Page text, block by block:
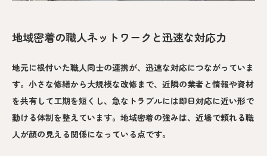
地域密着の職人ネットワークと迅速な対応力
地元に根付いた職人同士の連携が、迅速な対応につながっていま
す。小さな修繕から大規模な改修まで、近隣の業者と情報や資材
を共有して工期を短くし、急なトラブルには即日対応に近い形で
動ける体制を整えています。地域密着の強みは、近場で頼れる職
人が顔の見える関係になっている点です。